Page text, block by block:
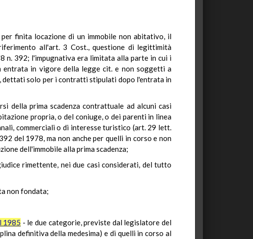
finita locazione di un immobile non abitativo, il
all'art. 3 Cost., questione di legittimità
n. 392; l'impugnativa era limitata alla parte in cui i
in vigore della legge cit. e non soggetti a
dettati solo per i contratti stipulati dopo l'entrata in
della prima scadenza contrattuale ad alcuni casi
propria, o del coniuge, o dei parenti in linea
commerciali o di interesse turistico (art. 29 lett.
del 1978, ma non anche per quelli in corso e non
dell'immobile alla prima scadenza;
rimettente, nei due casi considerati, del tutto
non fondata;
1985 - le due categorie, previste dal legislatore del
definitiva della medesima) e di quelli in corso al